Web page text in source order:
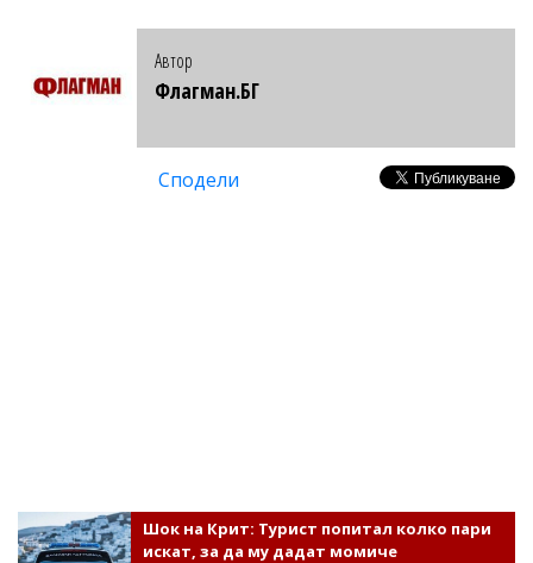
Автор
Флагман.БГ
Сподели
Шок на Крит: Турист попитал колко пари
искат, за да му дадат момиче